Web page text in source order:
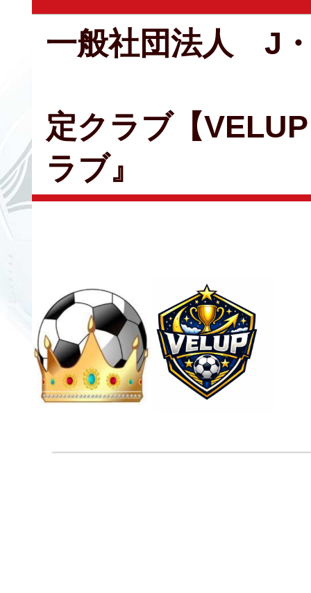
一般社団法人 J
定クラブ【
ラブ』